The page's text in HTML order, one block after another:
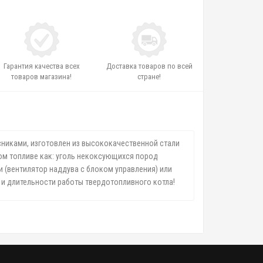
Гарантия качества всех
товаров магазина!
Доставка товаров по всей
стране!
изготовлен из высококачественной стали
топливе как: уголь некоксующихся пород
наддува с блоком управления) или
длительности работы твердотопливного котла!